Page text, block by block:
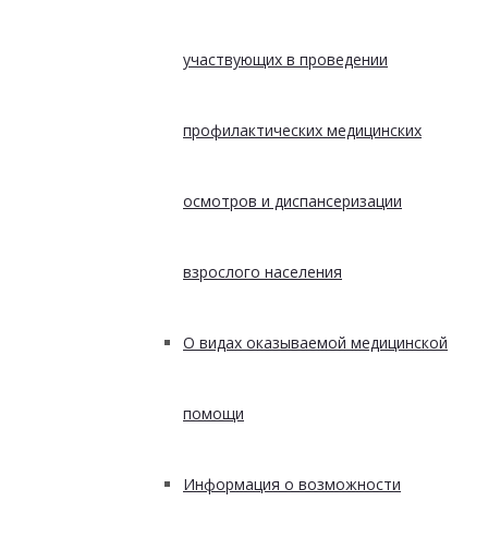
участвующих в проведении
профилактических медицинских
осмотров и диспансеризации
взрослого населения
О видах оказываемой медицинской
помощи
Информация о возможности